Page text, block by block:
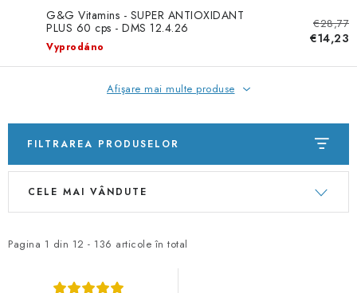
PORADNA
BRANDURI
Obchodní podmínky
Podmínky ochrany osobních údajů
Kontakty
Natural Health Store
Dicționar termeni
Comanda mea
G&G Vitamins - SUPER ANTIOXIDANT
PLUS 60 cps - DMS 12.4.26
Vyprodáno
€28,77
€14,23
Afişare mai multe produse
FILTRAREA PRODUSELOR
L
t
Pagina 1 din 12 - 136 articole în total
S
e
CELE MAI VÂNDUTE